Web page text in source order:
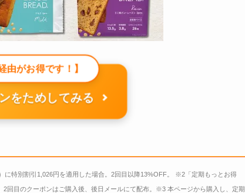
由がお得です！】
をためしてみる
特別割引1,026円を適用した場合。2回目以降13%OFF。 ※2「定期もっとお得
回目のクーポンはご購入後、後日メールにて配布。※3 本ページから購入し、定期